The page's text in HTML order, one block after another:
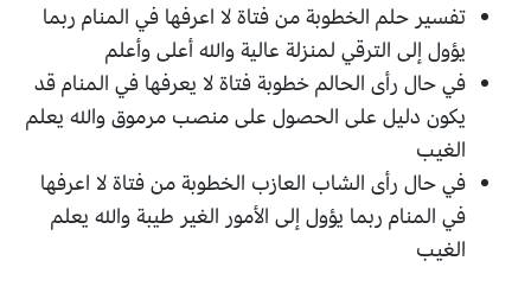
تفسير حلم الخطوبة من فتاة لا اعرفها في المنام ربما
يؤول إلى الترقي لمنزلة عالية والله أعلى وأعلم
في حال رأى الحالم خطوبة فتاة لا يعرفها في المنام قد
يكون دليل على الحصول على منصب مرموق والله يعلم
الغيب
في حال رأى الشاب العازب الخطوبة من فتاة لا اعرفها
في المنام ربما يؤول إلى الأمور الغير طيبة والله يعلم
الغيب